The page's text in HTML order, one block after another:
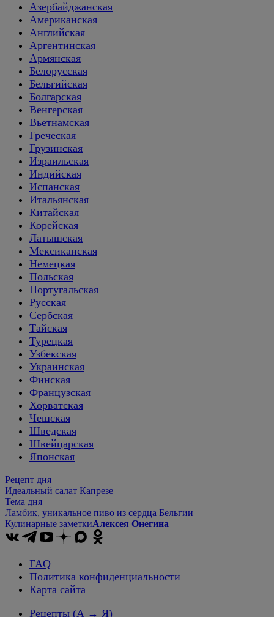
Азербайджанская
Американская
Английская
Аргентинская
Армянская
Белорусская
Бельгийская
Болгарская
Венгерская
Вьетнамская
Греческая
Грузинская
Израильская
Индийская
Испанская
Итальянская
Китайская
Корейская
Латышская
Мексиканская
Немецкая
Польская
Португальская
Русская
Сербская
Тайская
Турецкая
Узбекская
Украинская
Финская
Французская
Хорватская
Чешская
Шведская
Швейцарская
Японская
Рецепт дня
Идеальный салат Капрезе
Тема дня
Ламбик, уникальное пиво из сердца Бельгии
Кулинарные заметкиАлексея Онегина
FAQ
Политика конфиденциальности
Карта сайта
Рецепты (А → Я)